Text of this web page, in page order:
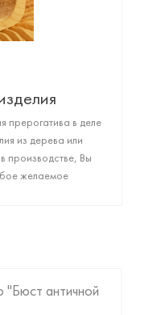
прерогатива в деле
из дерева или
производстве, Вы
желаемое
"Бюст античной